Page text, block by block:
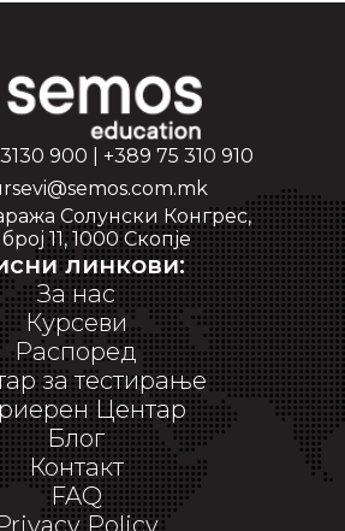
900
+389 75 310 910
Солунски Конгрес,
11, 1000 Скопје
линкови:
За нас
Курсеви
Распоред
за тестирање
Центар
Блог
Контакт
FAQ
Policy